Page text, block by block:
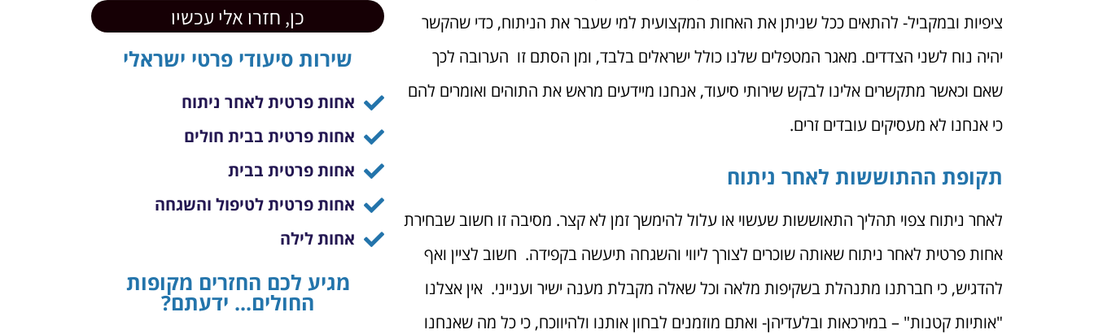
ציפיות ובמקביל- להתאים ככל שניתן את האחות המקצועית למי שעבר את הניתוח, כדי שהקשר
יהיה נוח לשני הצדדים. מאגר המטפלים שלנו כולל ישראלים בלבד, ומן הסתם זו הערובה לכך
שאם וכאשר מתקשרים אלינו לבקש שירותי סיעוד, אנחנו מיידעים מראש את התוהים ואומרים להם
כי אנחנו לא מעסיקים עובדים זרים.
תקופת ההתוששות לאחר ניתוח
לאחר ניתוח צפוי תהליך התאוששות שעשוי או עלול להימשך זמן לא קצר. מסיבה זו חשוב שבחירת
אחות פרטית לאחר ניתוח שאותה שוכרים לצורך ליווי והשגחה תיעשה בקפידה. חשוב לציין ואף
להדגיש, כי חברתנו מתנהלת בשקיפות מלאה וכל שאלה מקבלת מענה ישיר וענייני. אין אצלנו
"אותיות קטנות" – במירכאות ובלעדיהן- ואתם מוזמנים לבחון אותנו ולהיווכח, כי כל מה שאנחנו
כן, חזרו אלי עכשיו
שירות סיעודי פרטי ישראלי
אחות פרטית לאחר ניתוח
אחות פרטית בבית חולים
אחות פרטית בבית
אחות פרטית לטיפול והשגחה
אחות לילה
מגיע לכם החזרים מקופות
החולים... ידעתם?